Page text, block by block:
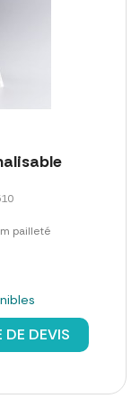
pailleté
DE DEVIS